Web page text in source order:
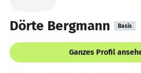
Dörte Bergmann Basis
Ganzes Profil